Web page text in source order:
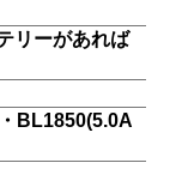
リーがあれば
BL1850(5.0A